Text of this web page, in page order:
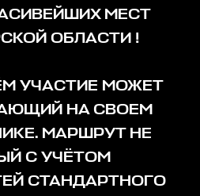
МЕСТ
ОБЛАСТИ !
УЧАСТИЕ МОЖЕТ
НА СВОЕМ
МАРШРУТ НЕ
С УЧЁТОМ
СТАНДАРТНОГО